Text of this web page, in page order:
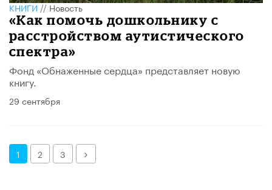
КНИГИ//Новость
«Как помочь дошкольнику с
расстройством аутистического
спектра»
Фонд «Обнаженные сердца» представляет новую
книгу.
29 сентября
1 2 3 Далее